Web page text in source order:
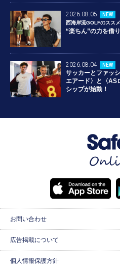
2026.08.05
NEW
西海岸流GOLFのススメ
“楽ちん”の力を借
2026.08.04 NEW
サッカーとファッ
エアード〉と〈AS
シップが始動！
お問い合わせ
広告掲載について
個人情報保護方針